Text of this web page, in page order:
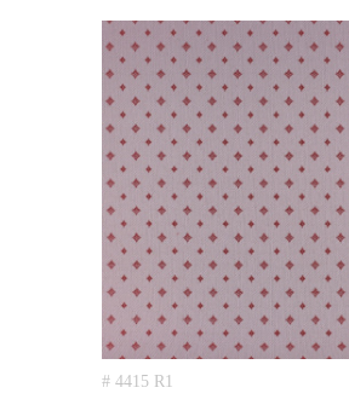
# 4415 R1